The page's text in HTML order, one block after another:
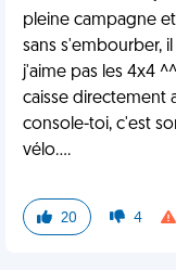
pleine campagne
sans s'embourber,
j'aime pas les 4x4
caisse directement
console-toi, c'est
vélo....
20 4